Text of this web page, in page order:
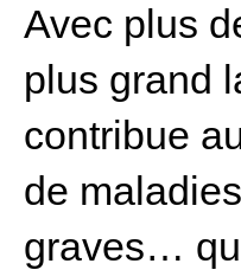
Avec plus
plus grand
contribue
de
graves…